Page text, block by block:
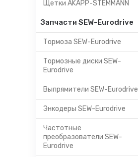
Щетки AKAPP-STEMMANN
Запчасти SEW-Eurodrive
Тормоза SEW-Eurodrive
Тормозные диски SEW-
Eurodrive
Выпрямители SEW-Eurodrive
Энкодеры SEW-Eurodrive
Частотные
преобразователи SEW-
Eurodrive